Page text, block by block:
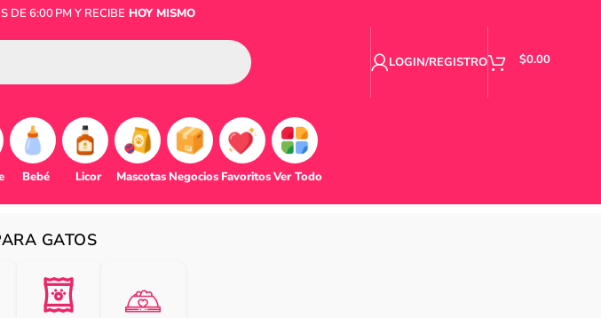
DE 6:00 PM Y RECIBE HOY MISMO
LOGIN/REGISTRO $0.00
Bebé Licor Mascotas Negocios FavoritosVer Todo
GATOS